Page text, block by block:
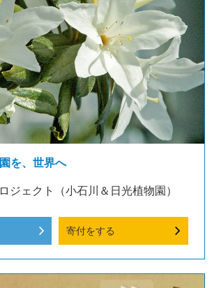
を、世界へ
ジェクト（小石川＆日光植物園）
寄付をする